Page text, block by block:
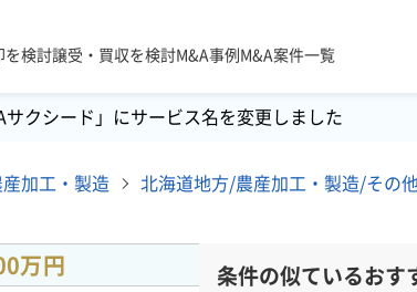
を検討譲受・買収を検討M&A事例 M&A案件一覧
クシード」にサービス名を変更しました
産加工・製造
万円 条件の似ているおす